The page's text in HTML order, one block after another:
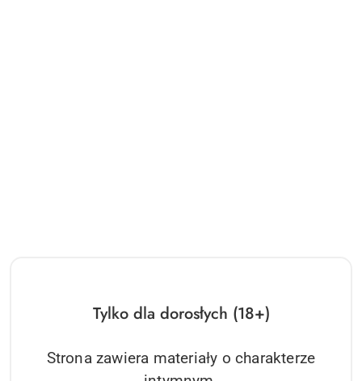
Tylko dla dorosłych (18+)
Strona zawiera materiały o charakterze